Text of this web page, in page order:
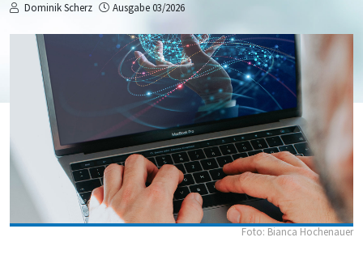
Dominik Scherz Ausgabe 03/2026
Foto: Bianca Hochenauer